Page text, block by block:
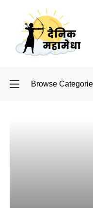
Browse